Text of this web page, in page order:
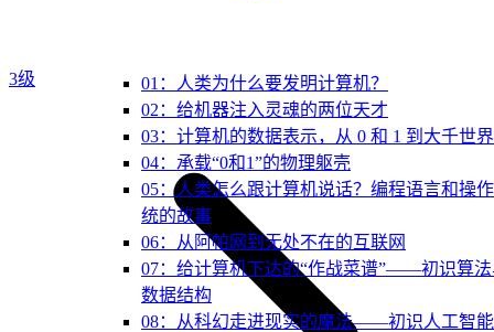
01：人类为什么要发明计算机？
02：给机器注入灵魂的两位天才
03：计算机的数据表示，从 0 和 1 到大千世界
04：承载“0和1”的物理躯壳
05：人类怎么跟计算机说话？编程语言和操
统的故事
06：从阿帕网到无处不在的互联网
07：给计算机下达的“作战菜谱”——初识算
数据结构
08：从科幻走进现实的魔法——初识人工智能
3级